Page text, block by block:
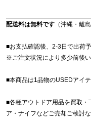
配送料は無料です （沖縄・離
■お支払確認後、2-3日で出荷予
※ご注文状況により多少前後い
■本商品は1品物のUSEDアイテ
■各種アウトドア用品を買取
ア・ナイフなどご売却ご検討